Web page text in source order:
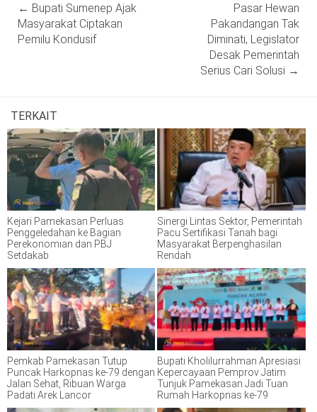
navigation
← Bupati Sumenep Ajak
Masyarakat Ciptakan
Pemilu Kondusif
Pasar Hewan
Pakandangan Tak
Diminati, Legislator
Desak Pemerintah
Serius Cari Solusi →
TERKAIT
Kejari Pamekasan Perluas
Penggeledahan ke Bagian
Perekonomian dan PBJ
Setdakab
Sinergi Lintas Sektor, Pemerintah
Pacu Sertifikasi Tanah bagi
Masyarakat Berpenghasilan
Rendah
Pemkab Pamekasan Tutup
Puncak Harkopnas ke-79 dengan
Jalan Sehat, Ribuan Warga
Padati Arek Lancor
Bupati Kholilurrahman Apresiasi
Kepercayaan Pemprov Jatim
Tunjuk Pamekasan Jadi Tuan
Rumah Harkopnas ke-79